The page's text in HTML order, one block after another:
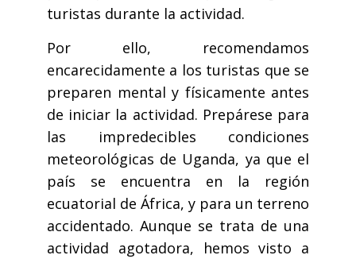
turistas durante la actividad.
Por ello, recomendamos
encarecidamente a los turistas que se
preparen mental y físicamente antes
de iniciar la actividad. Prepárese para
las impredecibles condiciones
meteorológicas de Uganda, ya que el
país se encuentra en la región
ecuatorial de África, y para un terreno
accidentado. Aunque se trata de una
actividad agotadora, hemos visto a